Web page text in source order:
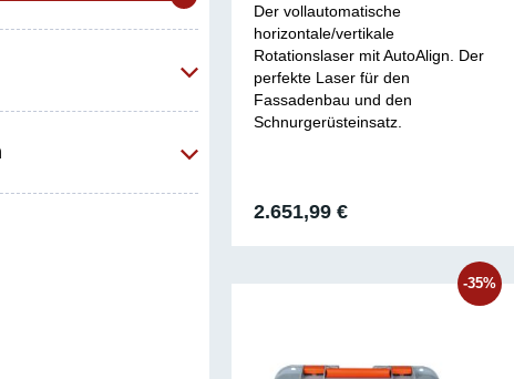
Der vollautomatische
horizontale/vertikale
Rotationslaser mit AutoAlign. Der
perfekte Laser für den
Fassadenbau und den
Schnurgerüsteinsatz.
2.651,99 €
-35%